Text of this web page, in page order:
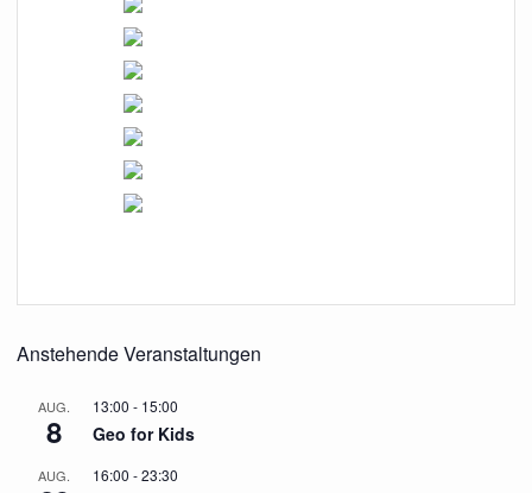
Anstehende Veranstaltungen
AUG.
8
13:00 - 15:00
Geo for Kids
AUG. 16:00 -23:30